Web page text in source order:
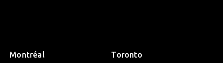
Montréal Toronto